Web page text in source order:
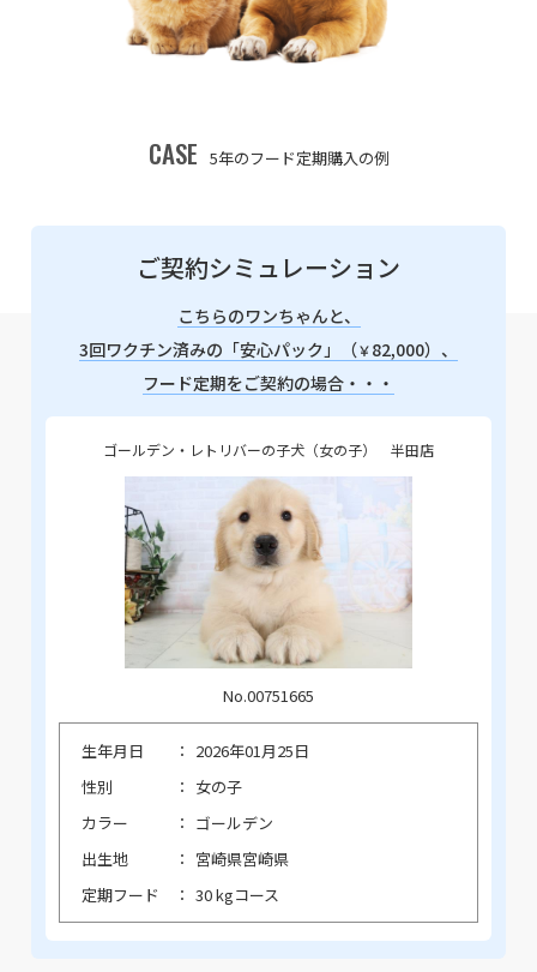
CASE 5年のフード定期購入の例
ご契約シミュレーション
こちらのワンちゃんと、
3回ワクチン済みの「安心パック」（￥82,000）、
フード定期をご契約の場合・・・
ゴールデン・レトリバーの子犬（女の子） 半田店
No.00751665
生年月日
2026年01月25日
性別
女の子
カラー
ゴールデン
出生地
宮崎県宮崎県
定期フード
30 kgコース